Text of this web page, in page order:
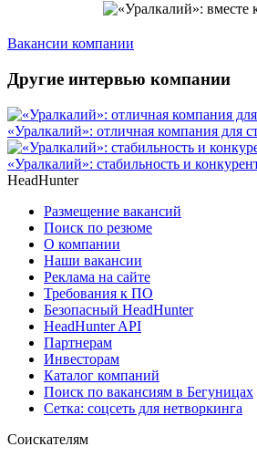
Вакансии компании
Другие интервью компании
«Уралкалий»: отличная компания для
«Уралкалий»: стабильность и
HeadHunter
Размещение вакансий
Поиск по резюме
О компании
Наши вакансии
Реклама на сайте
Требования к ПО
Безопасный HeadHunter
HeadHunter API
Партнерам
Инвесторам
Каталог компаний
Поиск по вакансиям в Бегуницах
Сетка: соцсеть для нетворкинга
Соискателям